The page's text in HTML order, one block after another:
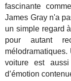
fascinante
James Gray n'a
un simple regard
pour autant
voiture est
d’émotion